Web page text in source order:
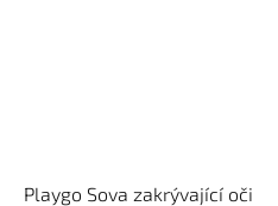
Playgo Sova zakrývající oči